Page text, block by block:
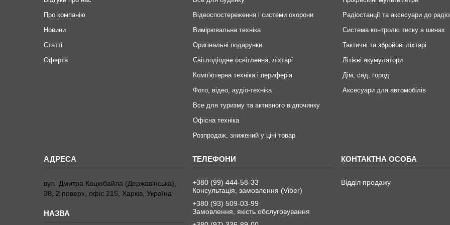
Про компанію
Новини
Статті
Оферта
Відеоспостереження і системи охорони
Вимірювальна техніка
Оригінальні подарунки
Світлодіодне освітлення, ліхтарі
Комп'ютерна техніка і периферія
Фото, відео, аудіо-техніка
Все для туризму та активного відпочинку
Офісна техніка
Розпродаж, знижений у ціні товар
Радіостанції та аксесуари до
Система контролю тиску в шинах
Тактичні та збройові ліхтарі
Літієві акумулятори
Дім, сад, город
Аксесуари для автомобілів
вул. Дмитра Коцюбайла (Державінська),
38, 2 поверх, офіс 215, Харків, Україна
+380 (99) 444-58-33
Консультація, замовлення (Viber)
+380 (93) 509-03-99
Замовлення, якість обслуговування
Відділ продажу